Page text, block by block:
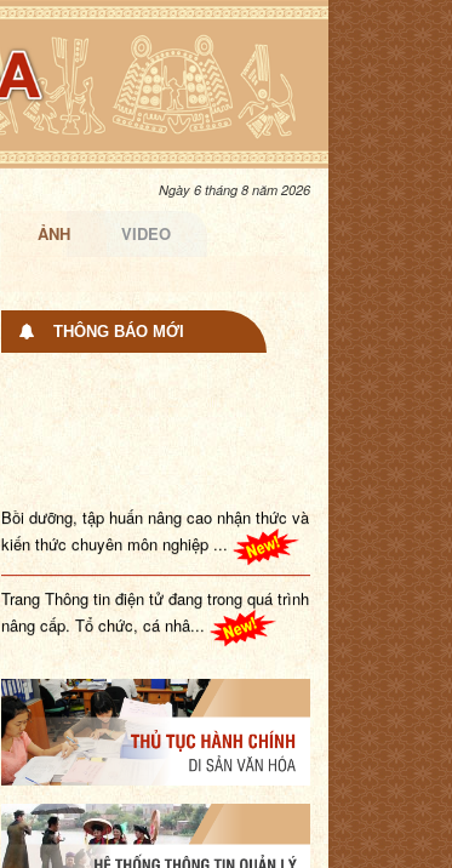
Ngày 6 tháng 8 năm 2026
ẢNH VIDEO
THÔNG BÁO MỚI
kiến thức chuyên môn nghiệp ...
Trang Thông tin điện tử đang trong quá trình
nâng cấp. Tổ chức, cá nhâ...